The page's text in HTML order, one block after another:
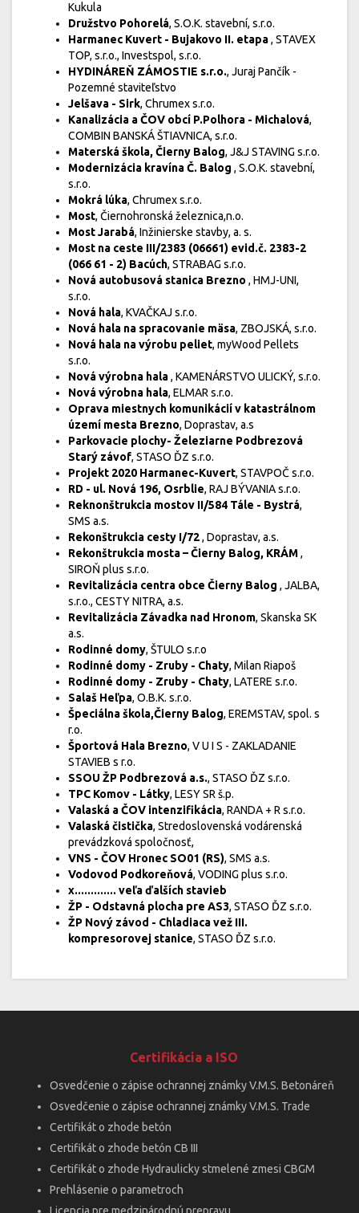
Kukula
Družstvo Pohorelá, S.O.K. stavební, s.r.o.
Harmanec Kuvert - Bujakovo II. etapa, STAVEX
TOP, s.r.o., Investspol, s.r.o.
HYDINÁREŇ ZÁMOSTIE s.r.o., Juraj Pančík -
Pozemné staviteľstvo
Jelšava - Sirk, Chrumex s.r.o.
Kanalizácia a ČOV obcí P.Polhora - Michalová,
COMBIN BANSKÁ ŠTIAVNICA, s.r.o.
Materská škola, Čierny Balog, J&J STAVING s.r.o.
Modernizácia kravína Č. Balog , S.O.K. stavební,
s.r.o.
Mokrá lúka, Chrumex s.r.o.
Most, Čiernohronská železnica,n.o.
Most Jarabá, Inžinierske stavby, a. s.
Most na ceste III/2383 (06661) evid.č. 2383-2
(066 61 - 2) Bacúch, STRABAG s.r.o.
Nová autobusová stanica Brezno , HMJ-UNI,
s.r.o.
Nová hala, KVAČKAJ s.r.o.
Nová hala na spracovanie mäsa, ZBOJSKÁ, s.r.o.
Nová hala na výrobu peliet, myWood Pellets
s.r.o.
Nová výrobna hala, KAMENÁRSTVO ULICKÝ, s.r.o.
Nová výrobna hala, ELMAR s.r.o.
Oprava miestnych komunikácií v katastrálnom
území mesta Brezno, Doprastav, a.s
Parkovacie plochy- Železiarne Podbrezová
Starý závof, STASO ĎZ s.r.o.
Projekt 2020 Harmanec-Kuvert, STAVPOČ s.r.o.
RD - ul. Nová 196, Osrblie, RAJ BÝVANIA s.r.o.
Reknonštrukcia mostov II/584 Tále - Bystrá,
SMS a.s.
Rekonštrukcia cesty I/72, Doprastav, a.s.
Rekonštrukcia mosta – Čierny Balog, KRÁM,
SIROŇ plus s.r.o.
Revitalizácia centra obce Čierny Balog , JALBA,
s.r.o., CESTY NITRA, a.s.
Revitalizácia Závadka nad Hronom, Skanska SK
a.s.
Rodinné domy, ŠTULO s.r.o
Rodinné domy - Zruby - Chaty, Milan Riapoš
Rodinné domy - Zruby - Chaty, LATERE s.r.o.
Salaš Heľpa, O.B.K. s.r.o.
Špeciálna škola,Čierny Balog, EREMSTAV, spol. s
r.o.
Športová Hala Brezno, V U I S - ZAKLADANIE
STAVIEB s r.o.
SSOU ŽP Podbrezová a.s., STASO ĎZ s.r.o.
TPC Komov - Látky, LESY SR š.p.
Valaská a ČOV intenzifikácia, RANDA + R s.r.o.
Valaská čistička, Stredoslovenská vodárenská
prevádzková spoločnosť,
VNS - ČOV Hronec SO01 (RS), SMS a.s.
Vodovod Podkoreňová, VODING plus s.r.o.
x............. veľa ďalších stavieb
ŽP - Odstavná plocha pre AS3, STASO ĎZ s.r.o.
ŽP Nový závod - Chladiaca vež III.
kompresorovej stanice, STASO ĎZ s.r.o.
Certifikácia a ISO
Osvedčenie o zápise ochrannej známky V.M.S. Betonáreň
Osvedčenie o zápise ochrannej známky V.M.S. Trade
Certifikát o zhode betón
Certifikát o zhode betón CB III
Certifikát o zhode Hydraulicky stmelené zmesi CBGM
Prehlásenie o parametroch